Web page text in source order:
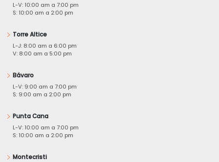
L-V: 10:00 am a 7:00 pm
S: 10:00 am a 2:00 pm
Torre Altice
L-J: 8:00 am a 6:00 pm
V: 8:00 am a 5:00 pm
Bávaro
L-V: 9:00 am a 7:00 pm
S: 9:00 am a 2:00 pm
Punta Cana
L-V: 10:00 am a 7:00 pm
S: 10:00 am a 2:00 pm
Montecristi